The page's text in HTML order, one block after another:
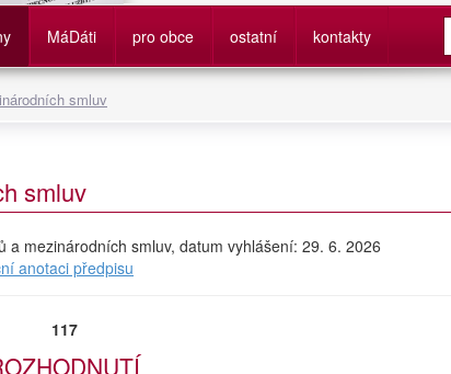
MáDáti pro obce ostatní kontakty
smluv
smluv
mezinárodních smluv, datum vyhlášení: 29. 6. 2026
anotaci předpisu
117